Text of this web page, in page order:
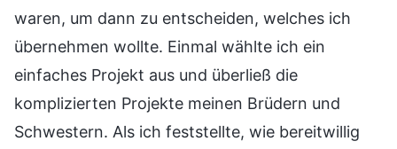
waren, um dann zu entscheiden, welches ich
übernehmen wollte. Einmal wählte ich ein
einfaches Projekt aus und überließ die
komplizierten Projekte meinen Brüdern und
Schwestern. Als ich feststellte, wie bereitwillig